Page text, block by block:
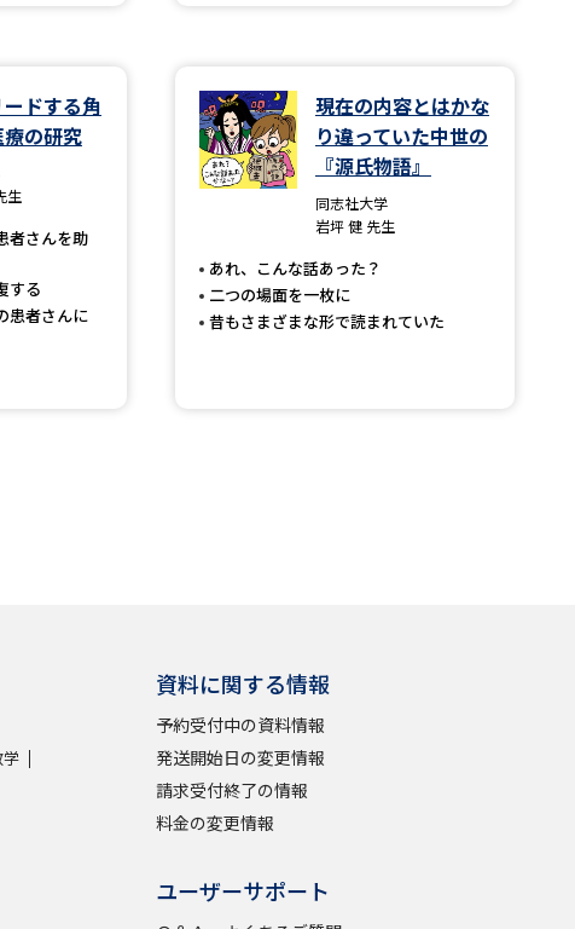
お問合せ先 テレメール進学カタログ 訂正のご案内
ドする角
の研究
生
者さんを助
する
患者さんに
現在の内容とはかな
り違っていた中世の
『源氏物語』
同志社大学
岩坪 健 先生
あれ、こんな話あった？
二つの場面を一枚に
昔もさまざまな形で読まれていた
資料に関する情報
予約受付中の資料情報
発送開始日の変更情報
請求受付終了の情報
料金の変更情報
ユーザーサポート